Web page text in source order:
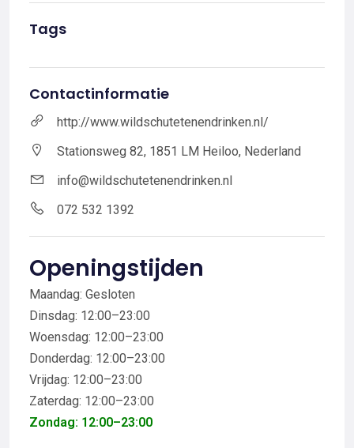
Tags
Contactinformatie
http://www.wildschutetenendrinken.nl/
Stationsweg 82, 1851 LM Heiloo, Nederland
info@wildschutetenendrinken.nl
072 532 1392
Openingstijden
Maandag: Gesloten
Dinsdag: 12:00–23:00
Woensdag: 12:00–23:00
Donderdag: 12:00–23:00
Vrijdag: 12:00–23:00
Zaterdag: 12:00–23:00
Zondag: 12:00–23:00